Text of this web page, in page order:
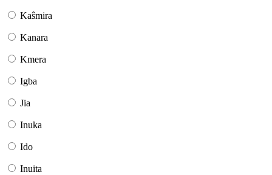
Kaŝmira
Kanara
Kmera
Igba
Jia
Inuka
Ido
Inuita